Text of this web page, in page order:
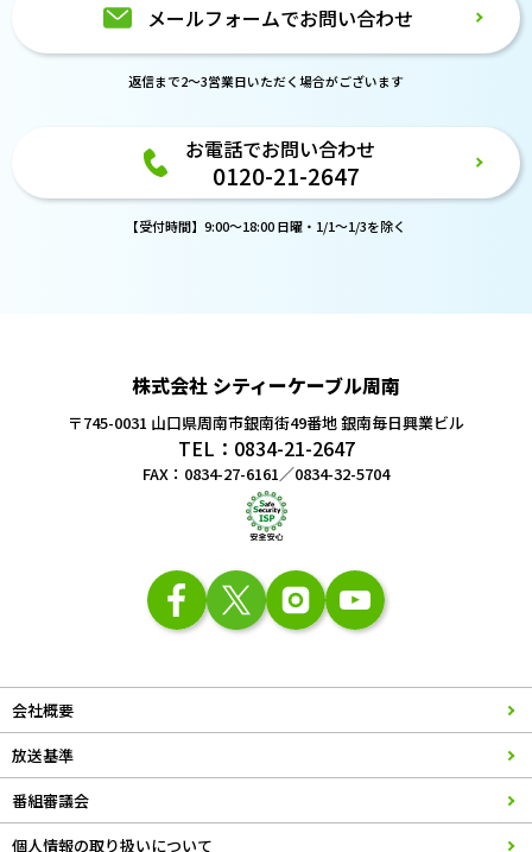
メールフォームでお問い合わせ
返信まで2～3営業日いただく場合がございます
お電話でお問い合わせ
0120-21-2647
【受付時間】9:00～18:00 日曜・1/1～1/3を除く
株式会社 シティーケーブル周南
〒745-0031 山口県周南市銀南街49番地銀南毎日興業ビル
TEL：0834-21-2647
FAX：0834-27-6161／0834-32-5704
会社概要
放送基準
番組審議会
個人情報の取り扱いについて